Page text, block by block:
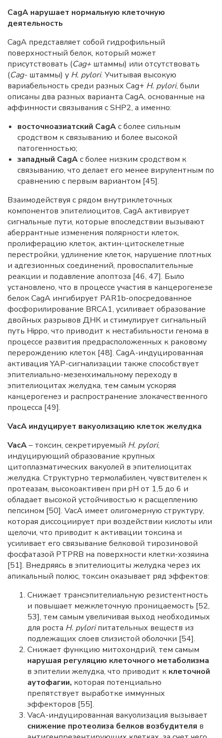
CagA нарушает нормальную клеточную
деятельность
CagA представляет собой гидрофильный
поверхностный белок, который может
присутствовать (Cag+ штаммы) или отсутствовать
(Cag- штаммы) у H. pylori. Учитывая высокую
вариабельность среди разных Cag+ H. pylori, были
описаны два разных варианта CagA, основанные на
аффинности связывания с SHP2, а именно:
восточноазиатский CagAс более сильным
сродством к связыванию и более высокой
патогенностью;
западный CagAс более низким сродством к
связыванию, что делает его менее вирулентным по
сравнению с первым вариантом [45].
Взаимодействуя с рядом внутриклеточных
компонентов эпителиоцитов, CagA активирует
сигнальные пути, которые впоследствии вызывают
аберрантные изменения полярности клеток,
пролиферацию клеток, актин-цитоскелетные
перестройки, удлинение клеток, нарушение плотных
и адгезионных соединений, провоспалительные
реакции и подавление апоптоза [46, 47]. Было
установлено, что в процессе участия в канцерогенезе
белок CagA ингибирует PAR1b-опосредованное
фосфорилирование BRCA1, усиливает образование
двойных разрывов ДНК и стимулирует сигнальный
путь Hippo, что приводит к нестабильности генома в
процессе развития предрасположенных к раковому
перерождению клеток [48]. CagA-индуцированная
активация YAP-сигнализации также способствует
эпителиально-мезенхимальному переходу в
эпителиоцитах желудка, тем самым ускоряя
канцерогенез и распространение злокачественного
процесса [49].
VacA индуцирует вакуолизацию клеток желудка
VacA– токсин, секретируемый H. pylori,
индуцирующий образование крупных
цитоплазматических вакуолей в эпителиоцитах
желудка. Структурно термолабилен, чувствителен к
протеазам, высокоактивен при pH от 1,5 до 6 и
обладает высокой устойчивостью к расщеплению
пепсином [50]. VacA имеет олигомерную структуру,
которая диссоциирует при воздействии кислоты или
щелочи, что приводит к активации токсина и
усиливает его связывание белковой тирозиновой
фосфатазой PTPRB на поверхности клетки-хозяина
[51]. Внедряясь в эпителиоциты желудка через их
апикальный полюс, токсин оказывает ряд эффектов:
Снижает трансэпителиальную резистентность
и повышает межклеточную проницаемость [52,
53], тем самым увеличивая выход необходимых
для роста H. pyloriпитательных веществ из
подлежащих слоев слизистой оболочки [54].
Снижает функцию митохондрий, тем самым
нарушая регуляцию клеточного метаболизма
в эпителии желудка, что приводит к клеточной
аутофагии, которая потенциально
препятствует выработке иммунных
эффекторов [55].
VacA-индуцированная вакуолизация вызывает
снижение протеолиза белков возбудителя в